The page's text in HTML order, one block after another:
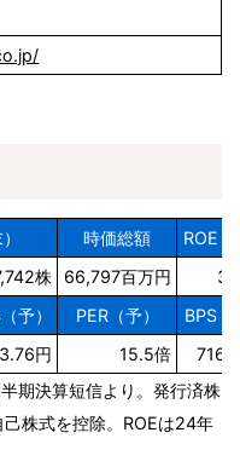
時価総額
ROE（
株 66,797百万円
予） PER（予）
BPS（
円 15.5倍
期決算短信より。発行済株
株式を控除。ROEは24年